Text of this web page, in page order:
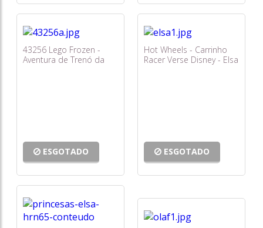
43256 Lego Frozen -
Aventura de Trenó da
ESGOTADO
Hot Wheels - Carrinho
Racer Verse Disney - Elsa
ESGOTADO